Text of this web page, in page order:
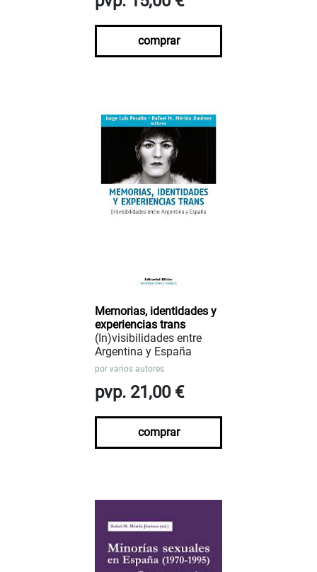
comprar
Memorias, identidades y
experiencias trans
(In)visibilidades entre
Argentina y España
por varios autores
pvp. 21,00 €
comprar